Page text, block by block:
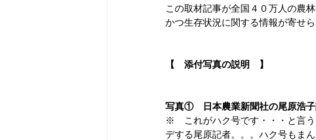
この取材記事が全国４０万人の農
かつ生存状況に関する情報が寄せ
【　添付写真の説明　】
写真①　日本農業新聞社の尾原浩
※　これがハク号です・・・と言
デする尾原記者。。。ハク号もま